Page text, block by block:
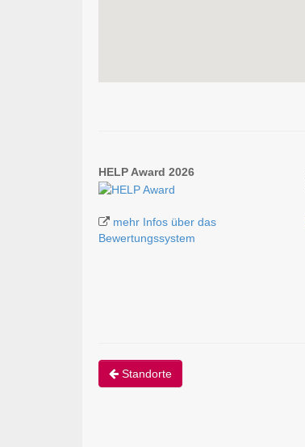
HELP Award 2026
mehr Infos über das
Bewertungssystem
Standorte